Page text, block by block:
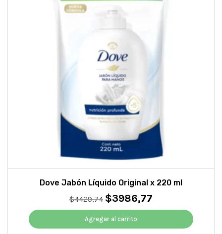
Dove Jabón Líquido Original x 220 ml
$4429,74 El
precio
original
era:
$3986,77El
precio
es:
Agregar al carrito